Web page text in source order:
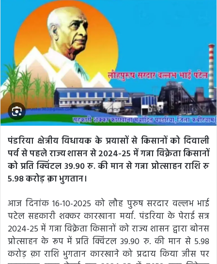
email
पंडरिया क्षेत्रीय विधायक के प्रयासों से किसानों को दिवाली
पर्व से पहले राज्य शासन से 2024-25 में गन्ना विक्रेता किसानों
को प्रति क्विंटल 39.90 रु. की मान से गन्ना प्रोत्साहन राशि रु
5.98 करोड़ क़ा भुगतान।
आज दिनांक 16-10-2025 को लौह पुरुष सरदार वल्लभ भाई
पटेल सहकारी शक्कर कारखाना मर्या. पंडरिया के पेराई सत्र
2024-25 में गन्ना विक्रेता किसानों को राज्य शासन द्वारा बोनस
प्रोत्साहन के रूप में प्रति क्विंटल 39.90 रु. की मान से 5.98
करोड़ क़ा राशि भुगतान कारखाने को प्रदाय किया जीस पर